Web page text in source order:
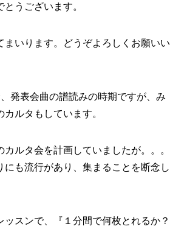
うございます。
まいります。どうぞよろしくお願いい
発表会曲の譜読みの時期ですが、み
ルタもしています。
カルタ会を計画していましたが。。。
にも流行があり、集まることを断念し
ッスンで、『１分間で何枚とれるか？